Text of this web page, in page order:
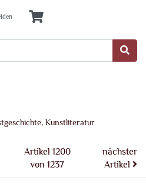
Kunstliteratur
Artikel 1200
von 1237
nächster
Artikel